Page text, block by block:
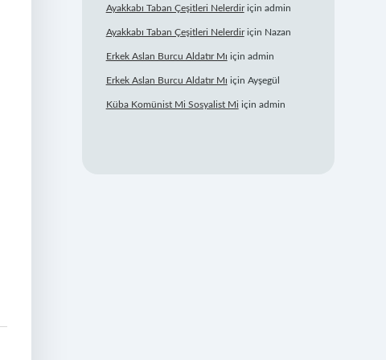
Ayakkabı Taban Çeşitleri Nelerdiriçin admin
Ayakkabı Taban Çeşitleri Nelerdiriçin Nazan
Erkek Aslan Burcu Aldatır Mı için admin
Erkek Aslan Burcu Aldatır Mı için Ayşegül
Küba Komünist Mi Sosyalist Mi için admin